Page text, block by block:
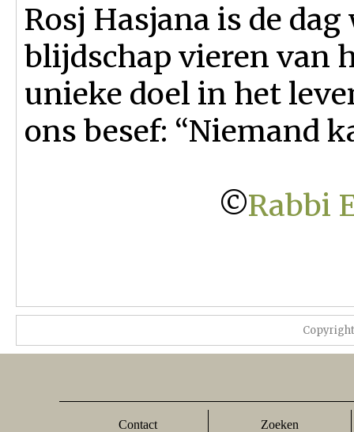
Rosj Hasjana is de
blijdschap vieren van
unieke doel in het
ons besef: “Niemand
©Rabbi
Contact Zoeken